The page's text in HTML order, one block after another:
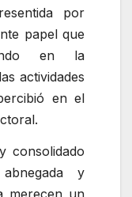
por
papel que
en la
actividades
en el
consolidado
y
merecen un